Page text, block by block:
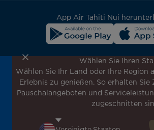
App Air Tahiti Nui
Melden Sie sich für unseren Newsletter
neuesten Nachrichten zu erhalten!
Erhalten Sie unsere verschiedenen
Aktionen vor allen anderen, entdecken
inspirieren!
Wählen Sie Ihren
Wählen Sie Ihr Land oder Ihre Region
Erlebnis zu genießen. So erhalten
Pauschalangeboten und
zugeschnitten